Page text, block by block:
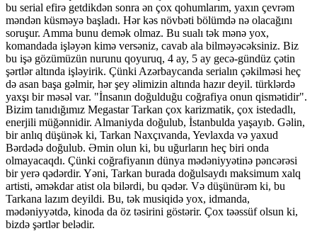
bu serial efirə getdikdən sonra ən çox qohumlarım, yaxın çevrəm
məndən küsməyə başladı. Hər kəs növbəti bölümdə nə olacağını
soruşur. Amma bunu demək olmaz. Bu sualı tək mənə yox,
komandada işləyən kimə versəniz, cavab ala bilməyəcəksiniz. Biz
bu işə gözümüzün nurunu qoyuruq, 4 ay, 5 ay gecə-gündüz çətin
şərtlər altında işləyirik. Çünki Azərbaycanda serialın çəkilməsi heç
də asan başa gəlmir, hər şey əlimizin altında hazır deyil. türklərdə
yaxşı bir məsəl var. "İnsanın doğulduğu coğrafiya onun qismətidir".
Bizim tanıdığımız Megastar Tarkan çox karizmatik, çox istedadlı,
enerjili müğənnidir. Almaniyda doğulub, İstanbulda yaşayıb. Gəlin,
bir anlıq düşünək ki, Tarkan Naxçıvanda, Yevlaxda və yaxud
Bərdədə doğulub. Əmin olun ki, bu uğurların heç biri onda
olmayacaqdı. Çünki coğrafiyanın dünya mədəniyyətinə pəncərəsi
bir yerə qədərdir. Yəni, Tarkan burada doğulsaydı maksimum xalq
artisti, əməkdar atist ola bilərdi, bu qədər. Və düşünürəm ki, bu
Tarkana lazım deyildi. Bu, tək musiqidə yox, idmanda,
mədəniyyətdə, kinoda da öz təsirini göstərir. Çox təəssüf olsun ki,
bizdə şərtlər belədir.